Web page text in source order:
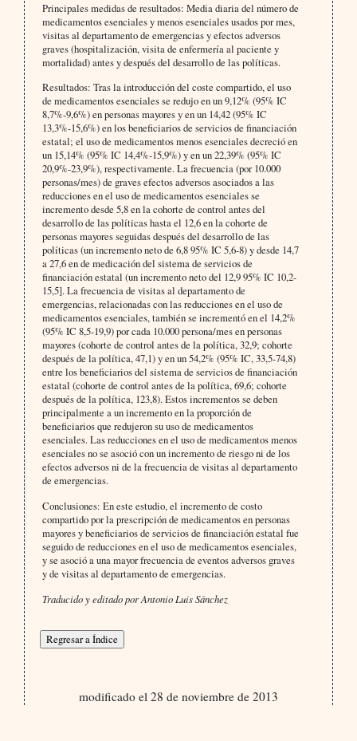
Principales medidas de resultados: Media diaria del número de
medicamentos esenciales y menos esenciales usados por mes,
visitas al departamento de emergencias y efectos adversos
graves (hospitalización, visita de enfermería al paciente y
mortalidad) antes y después del desarrollo de las políticas.
Resultados: Tras la introducción del coste compartido, el uso
de medicamentos esenciales se redujo en un 9,12% (95% IC
8,7%-9,6%) en personas mayores y en un 14,42 (95% IC
13,3%-15,6%) en los beneficiarios de servicios de financiación
estatal; el uso de medicamentos menos esenciales decreció en
un 15,14% (95% IC 14,4%-15,9%) y en un 22,39% (95% IC
20,9%-23,9%), respectivamente. La frecuencia (por 10.000
personas/mes) de graves efectos adversos asociados a las
reducciones en el uso de medicamentos esenciales se
incremento desde 5,8 en la cohorte de control antes del
desarrollo de las políticashasta el 12,6 en la cohorte de
personas mayores seguidas después del desarrollo de las
políticas (un incremento neto de 6,8 95% IC 5,6-8) y desde 14,7
a 27,6 en de medicación del sistema de servicios de
financiación estatal (un incremento neto del 12,9 95% IC 10,2-
15,5]. La frecuencia de visitas al departamento de
emergencias, relacionadascon las reducciones en el uso de
medicamentos esenciales, también se incrementó en el 14,2%
(95% IC 8,5-19,9) por cada 10.000 persona/mes en personas
mayores (cohorte de control antes de la política, 32,9; cohorte
después de la política, 47,1) y en un 54,2% (95% IC, 33,5-74,8)
entre los beneficiarios del sistema de servicios de financiación
estatal (cohorte de control antes de la política, 69,6; cohorte
después de la política, 123,8). Estos incrementos se deben
principalmente a un incremento en la proporción de
beneficiarios que redujeron su uso de medicamentos
esenciales. Las reducciones en el uso de medicamentos menos
esenciales no se asoció con un incremento de riesgo ni de los
efectos adversos ni de la frecuencia de visitas al departamento
de emergencias.
Conclusiones: En este estudio, el incremento de costo
compartido por la prescripción de medicamentos en personas
mayores y beneficiarios de servicios de financiación estatal fue
seguido de reducciones en el uso de medicamentos esenciales,
y se asoció a una mayor frecuencia de eventos adversos graves
y de visitas al departamento de emergencias.
Traducido y editado por Antonio Luis Sánchez
modificado el 28 de noviembre de 2013